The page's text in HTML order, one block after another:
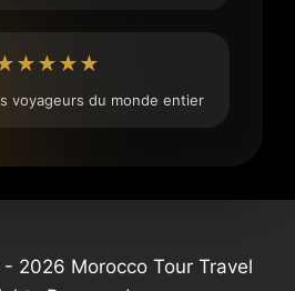
voyageurs du monde entier
2026 Morocco Tour Travel